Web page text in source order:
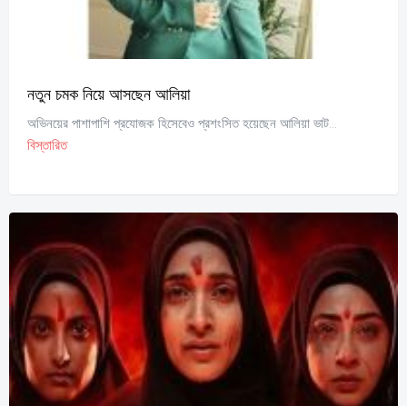
নতুন চমক নিয়ে আসছেন আলিয়া
অভিনয়ের পাশাপাশি প্রযোজক হিসেবেও প্রশংসিত হয়েছেন আলিয়া ভাট...
বিস্তারিত